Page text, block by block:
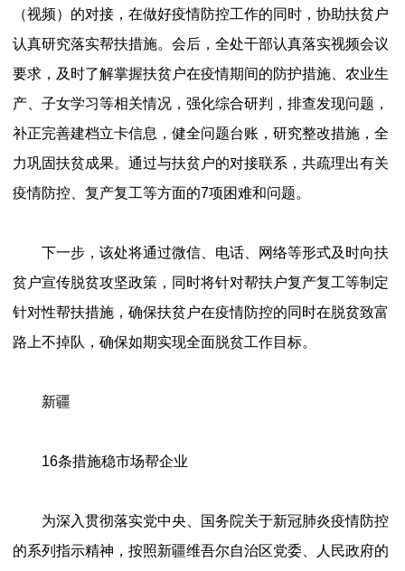
（视频）的对接，在做好疫情防控工作的同时，协助扶贫户
认真研究落实帮扶措施。会后，全处干部认真落实视频会议
要求，及时了解掌握扶贫户在疫情期间的防护措施、农业生
产、子女学习等相关情况，强化综合研判，排查发现问题，
补正完善建档立卡信息，健全问题台账，研究整改措施，全
力巩固扶贫成果。通过与扶贫户的对接联系，共疏理出有关
疫情防控、复产复工等方面的7项困难和问题。
下一步，该处将通过微信、电话、网络等形式及时向扶
贫户宣传脱贫攻坚政策，同时将针对帮扶户复产复工等制定
针对性帮扶措施，确保扶贫户在疫情防控的同时在脱贫致富
路上不掉队，确保如期实现全面脱贫工作目标。
新疆
16条措施稳市场帮企业
为深入贯彻落实党中央、国务院关于新冠肺炎疫情防控
的系列指示精神，按照新疆维吾尔自治区党委、人民政府的